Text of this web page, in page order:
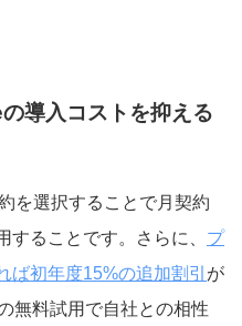
導入コストを抑える
を選択することで月契約
することです。さらに、 プ
ば初年度15%の追加割引 が
無料試用で自社との相性